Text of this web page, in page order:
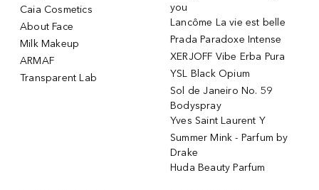
Caia Cosmetics
About Face
Milk Makeup
ARMAF
Transparent Lab
you
Lancôme La vie est belle
Prada Paradoxe Intense
XERJOFF Vibe Erba Pura
YSL Black Opium
Sol de Janeiro No. 59
Bodyspray
Yves Saint Laurent Y
Summer Mink - Parfum by
Drake
Huda Beauty Parfum